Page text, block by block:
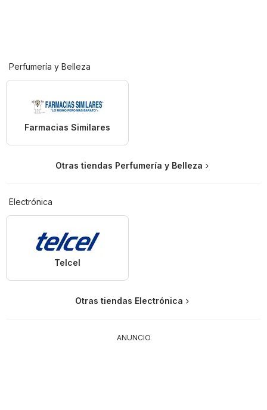
Perfumería y Belleza
Farmacias Similares
Otras tiendas Perfumería y Belleza
Electrónica
Telcel
Otras tiendas Electrónica
ANUNCIO